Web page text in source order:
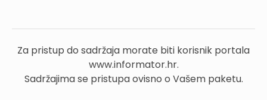
Za pristup do sadržaja morate biti korisnik portala
www.informator.hr.
Sadržajima se pristupa ovisno o Vašem paketu.